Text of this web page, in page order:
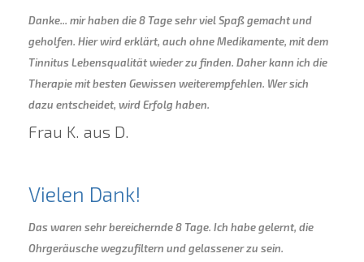
Danke... mir haben die 8 Tage sehr viel Spaß gemacht und
geholfen. Hier wird erklärt, auch ohne Medikamente, mit dem
Tinnitus Lebensqualität wieder zu finden. Daher kann ich die
Therapie mit besten Gewissen weiterempfehlen. Wer sich
dazu entscheidet, wird Erfolg haben.
Frau K. aus D.
Vielen Dank!
Das waren sehr bereichernde 8 Tage. Ich habe gelernt, die
Ohrgeräusche wegzufiltern und gelassener zu sein.